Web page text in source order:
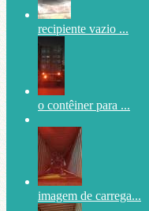
recipiente vazio ...
o contêiner para ...
imagem de carrega...